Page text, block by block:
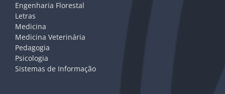
Engenharia Florestal
Letras
Medicina
Medicina Veterinária
Pedagogia
Psicologia
Sistemas de Informação